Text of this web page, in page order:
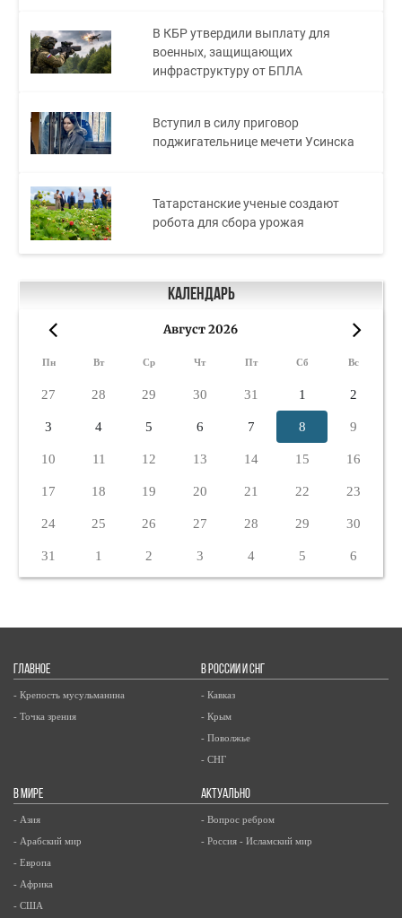
В КБР утвердили выплату для
военных, защищающих
инфраструктуру от БПЛА
Вступил в силу приговор
поджигательнице мечети Усинска
Татарстанские ученые создают
робота для сбора урожая
Календарь
Август 2026
Пн Вт Ср Чт Пт Сб Вс
27 28 29 30 31 1 2
3 4 5 6 7 8 9
10 11 12 13 14 15 16
17 18 19 20 21 22 23
24 25 26 27 28 29 30
31 1 2 3 4 5 6
ГЛАВНОЕ
- Крепость мусульманина
- Точка зрения
В РОССИИ И СНГ
- Кавказ
- Крым
- Поволжье
- СНГ
В МИРЕ
- Азия
- Арабский мир
- Европа
- Африка
- США
АКТУАЛЬНО
- Вопрос ребром
- Россия - Исламский мир